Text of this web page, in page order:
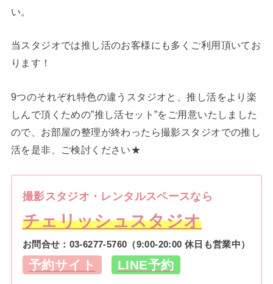
い。
当スタジオでは推し活のお客様にも多くご利用頂いてお
ります！
9つのそれぞれ特色の違うスタジオと、推し活をより楽
しんで頂くための”推し活セット”をご用意いたしました
ので、お部屋の整理が終わったら撮影スタジオでの推し
活を是非、ご検討ください★
撮影スタジオ・レンタルスペースなら
チェリッシュスタジオ
お問合せ： 03-6277-5760 （9:00-20:00 休日も営業中）
予約サイト LINE予約